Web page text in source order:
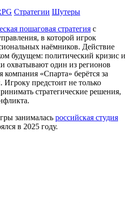
Стратегии Шутеры
пошаговая стратегия с
в которой игрок
наёмников. Действие
будущем: политический кризис и
охватывают один из регионов
компания «Спарта» берётся за
предстоит не только
стратегические решения,
занималась российская студия
в 2025 году.